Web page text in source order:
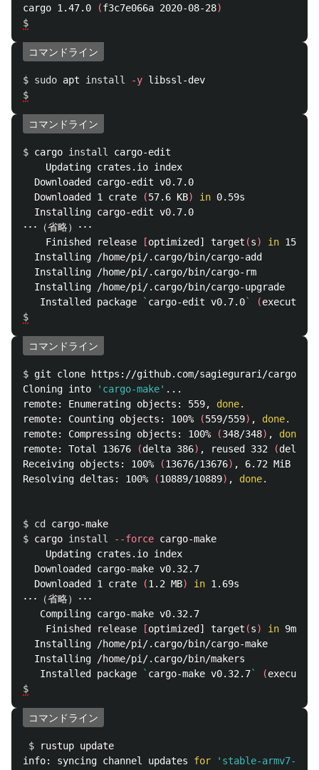
cargo 1.47.0
(f3c7e066a 2020-08-28)
$
コマンドライン
$ sudo apt install -y
$
コマンドライン
$ cargo install cargo-edit
    Updating crates.io index
  Downloaded cargo-edit v0.7.0
  Downloaded 1 crate
(57.6 KB) in 0.59s
  Installing cargo-edit v0.7.0
･･･（省略）･･･
    Finished release
[optimized] target (s) in 15m
  Installing /home/pi/.cargo/bin/cargo-add
  Installing /home/pi/.cargo/bin/cargo-rm
  Installing /home/pi/.cargo/bin/cargo-upgrade
   Installed package
` cargo-edit v0.7.0` (
$
コマンドライン
$ git clone https://github.com/sagiegurari/cargo-
Cloning into
'cargo-make' ...
remote: Enumerating objects: 559, done.
remote: Counting objects: 100%
(559/559) , done.
remote: Compressing objects: 100%
(348/348) , done
remote: Total 13676
(delta 386) , reused 332 (delta
Receiving objects: 100%
(13676/13676) , 6.72 MiB |
Resolving deltas: 100%
(10889/10889) , done.
$ cd
$ cargo install --force cargo-make
    Updating crates.io index
  Downloaded cargo-make v0.32.7
  Downloaded 1 crate
(1.2 MB) in 1.69s
･･･（省略）･･･
   Compiling cargo-make v0.32.7
    Finished release
[optimized] target (s) in 9m 41s
  Installing /home/pi/.cargo/bin/cargo-make
  Installing /home/pi/.cargo/bin/makers
   Installed package
` cargo-make v0.32.7` (
$
コマンドライン
$
rustup update
info: syncing channel updates for 'stable-armv7-